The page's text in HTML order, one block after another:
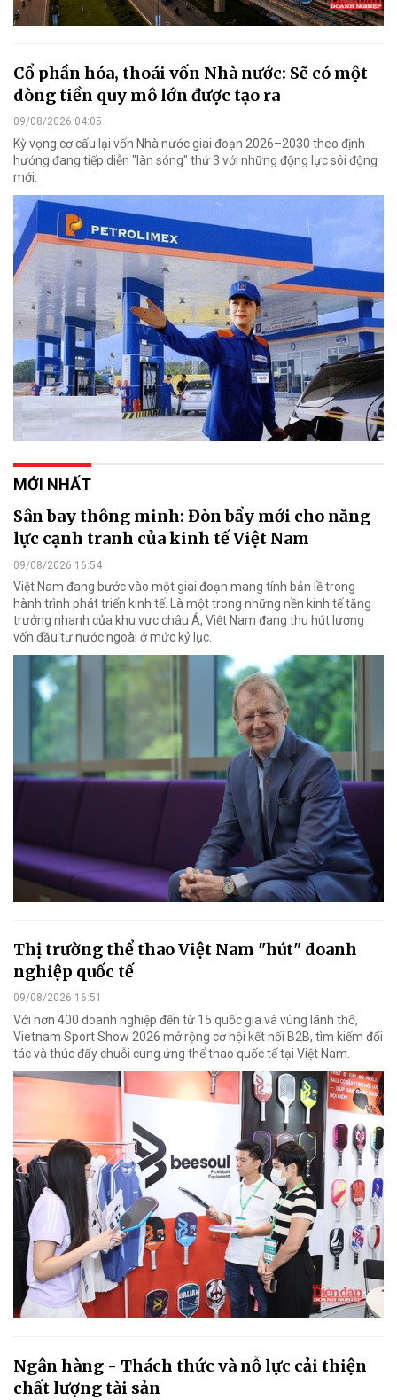
Cổ phần hóa, thoái vốn Nhà nước: Sẽ có một
dòng tiền quy mô lớn được tạo ra
09/08/2026 04:05
Kỳ vọng cơ cấu lại vốn Nhà nước giai đoạn 2026–2030 theo định
hướng đang tiếp diễn "làn sóng" thứ 3 với những động lực sôi động
mới.
MỚI NHẤT
Sân bay thông minh: Đòn bẩy mới cho năng
lực cạnh tranh của kinh tế Việt Nam
09/08/2026 16:54
Việt Nam đang bước vào một giai đoạn mang tính bản lề trong
hành trình phát triển kinh tế. Là một trong những nền kinh tế tăng
trưởng nhanh của khu vực châu Á, Việt Nam đang thu hút lượng
vốn đầu tư nước ngoài ở mức kỷ lục.
Thị trường thể thao Việt Nam "hút" doanh
nghiệp quốc tế
09/08/2026 16:51
Với hơn 400 doanh nghiệp đến từ 15 quốc gia và vùng lãnh thổ,
Vietnam Sport Show 2026 mở rộng cơ hội kết nối B2B, tìm kiếm đối
tác và thúc đẩy chuỗi cung ứng thể thao quốc tế tại Việt Nam.
Ngân hàng - Thách thức và nỗ lực cải thiện
chất lượng tài sản